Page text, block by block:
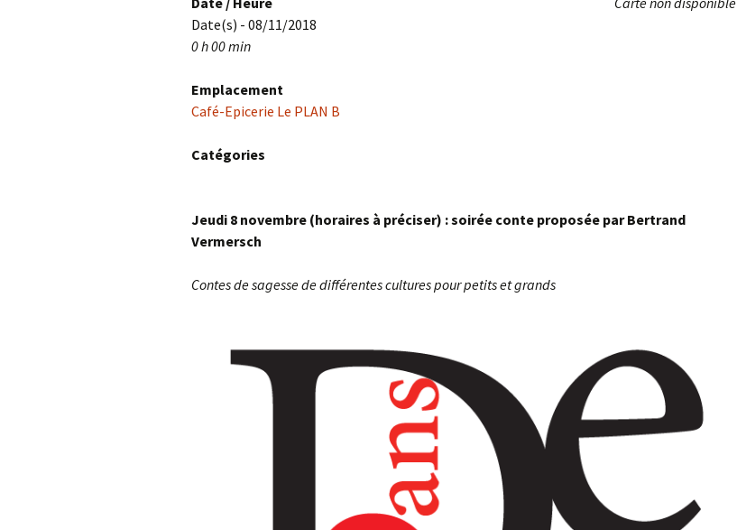
Date(s) - 08/11/2018
0 h 00 min
Emplacement
Café-Epicerie Le PLAN B
Catégories
Jeudi 8 novembre (horaires à préciser) : soirée conte proposée par Bertrand
Vermersch
Contes de sagesse de différentes cultures pour petits et grands